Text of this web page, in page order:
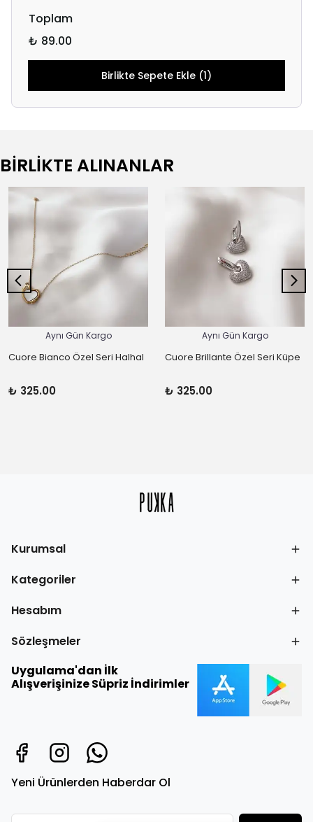
Toplam
₺ 89.00
Birlikte Sepete Ekle (1)
BİRLİKTE ALINANLAR
Aynı Gün Kargo
Cuore Bianco Özel Seri Halhal
₺ 325.00
Aynı Gün Kargo
Cuore Brillante Özel Seri Küpe
₺ 325.00
Kurumsal
Kategoriler
Hesabım
Sözleşmeler
Uygulama'dan İlk
Alışverişinize Süpriz İndirimler
Yeni Ürünlerden Haberdar Ol